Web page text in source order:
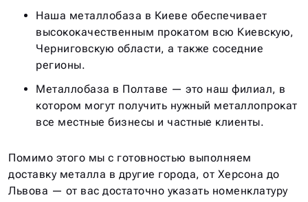
Наша металлобаза в Киеве обеспечивает
высококачественным прокатом всю Киевскую,
Черниговскую области, а также соседние
регионы.
Металлобаза в Полтаве — это наш филиал, в
котором могут получить нужный металлопрокат
все местные бизнесы и частные клиенты.
Помимо этого мы с готовностью выполняем
доставку металла в другие города, от Херсона до
Львова — от вас достаточно указать номенклатуру